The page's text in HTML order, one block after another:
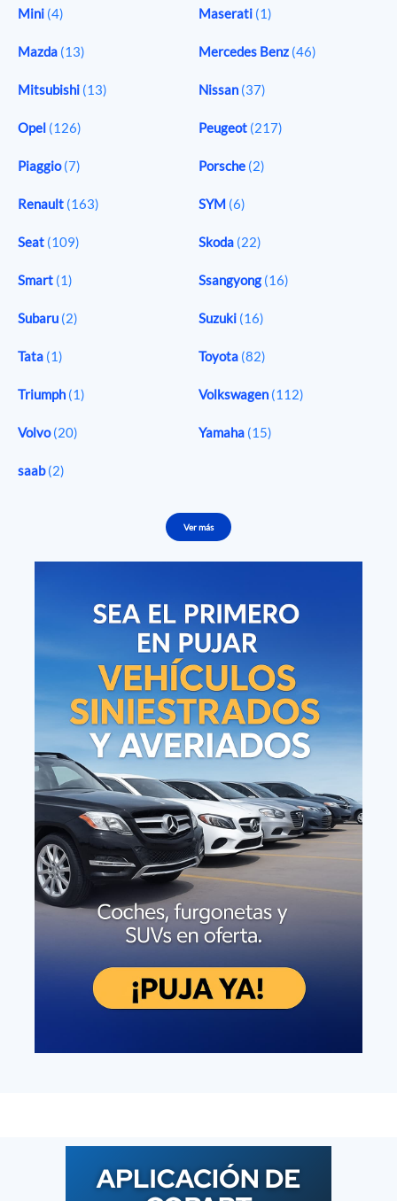
Mini (4) Maserati (1)
Mazda (13) Mercedes Benz (46)
Mitsubishi (13) Nissan (37)
Opel (126) Peugeot (217)
Piaggio(7) Porsche (2)
Renault (163) SYM (6)
Seat (109) Skoda (22)
Smart (1) Ssangyong (16)
Subaru (2) Suzuki (16)
Tata (1) Toyota (82)
Triumph (1) Volkswagen (112)
Volvo(20) Yamaha (15)
saab(2)
Ver más